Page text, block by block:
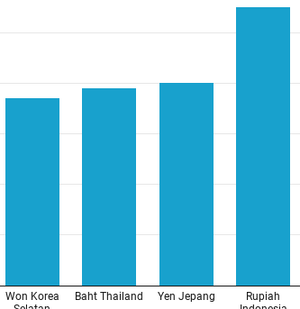
Bangkit dari Kubur! Bisnis Furniture &